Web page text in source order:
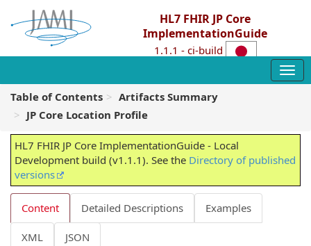
HL7 FHIR JP Core
ImplementationGuide
1.1.1 - ci-build
Table of Contents
Artifacts Summary
JP Core Location Profile
HL7 FHIR JP Core ImplementationGuide - Local
Development build (v1.1.1). See the Directory of published
versions
Content Detailed Descriptions Examples
XML JSON